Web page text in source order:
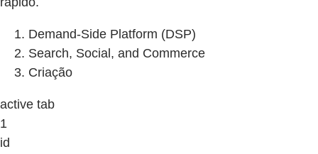
Demand-Side Platform (DSP)
Search, Social, and Commerce
Criação
active tab
1
id